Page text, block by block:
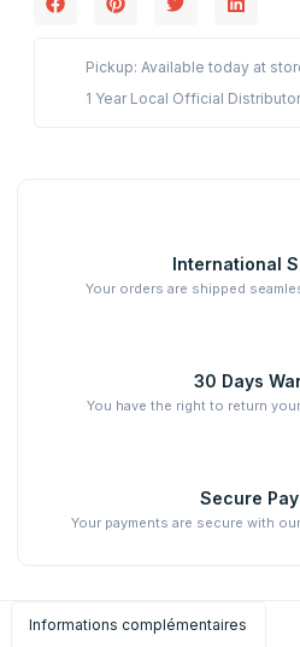
Pickup: Available today at
1 Year Local Official
International
Your orders are shipped
30 Days
You have the right to return
Secure
Your payments are secure with
Informations complémentaires